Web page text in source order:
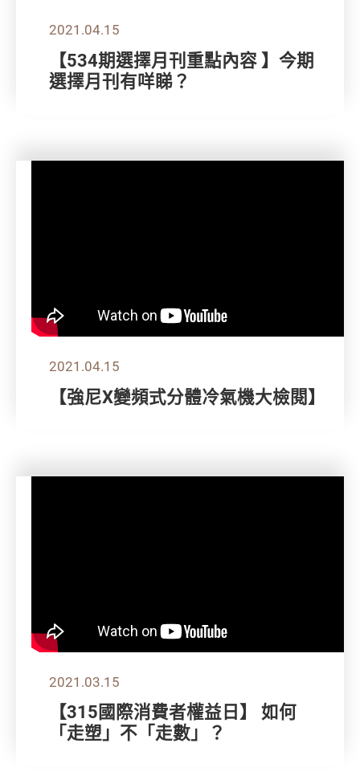
2021.04.15
【534期選擇月刊重點內容 】今期
選擇月刊有咩睇？
2021.04.15
【強尼X變頻式分體冷氣機大檢閱】
2021.03.15
【315國際消費者權益日】 如何
「走塑」不「走數」？